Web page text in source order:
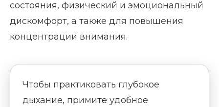
состояния, физический и эмоциональный
дискомфорт, а также для повышения
концентрации внимания.
Чтобы практиковать глубокое
дыхание, примите удобное